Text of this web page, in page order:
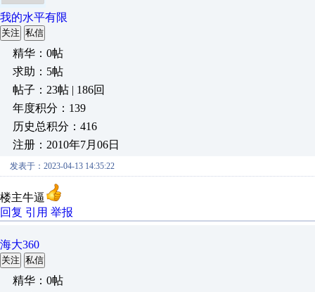
我的水平有限
关注 私信
精华：0帖
求助：5帖
帖子：23帖 | 186回
年度积分：139
历史总积分：416
注册：2010年7月06日
发表于：2023-04-13 14:35:22
楼主牛逼
回复 引用 举报
海大360
关注 私信
精华：0帖